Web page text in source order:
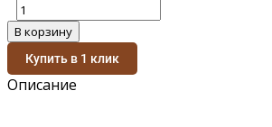
В корзину
Купить в 1 клик
Описание